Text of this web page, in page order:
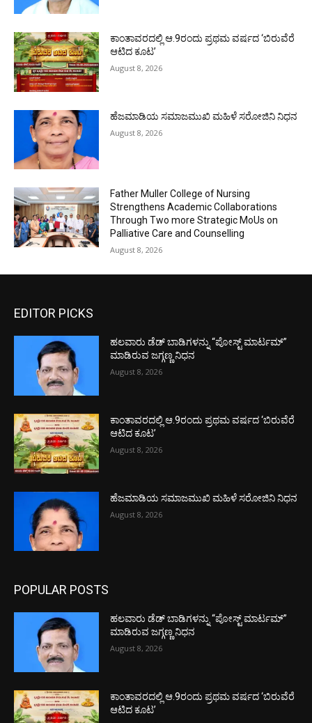
ಕಾಂತಾವರದಲ್ಲಿ ಆ.9ರಂದು ಪ್ರಥಮ ವರ್ಷದ ‘ಬಿರುವೆರೆ
ಆಟಿದ ಕೂಟ’
August 8, 2026
ಹೆಜಮಾಡಿಯ ಸಮಾಜಮುಖಿ ಮಹಿಳೆ ಸರೋಜಿನಿ ನಿಧನ
August 8, 2026
Father Muller College of Nursing
Strengthens Academic Collaborations
Through Two more Strategic MoUs on
Palliative Care and Counselling
August 8, 2026
EDITOR PICKS
ಹಲವಾರು ಡೆಡ್ ಬಾಡಿಗಳನ್ನು “ಪೋಸ್ಟ್ ಮಾರ್ಟಮ್”
ಮಾಡಿರುವ ಜಗ್ಗಣ್ಣ ನಿಧನ
August 8, 2026
ಕಾಂತಾವರದಲ್ಲಿ ಆ.9ರಂದು ಪ್ರಥಮ ವರ್ಷದ ‘ಬಿರುವೆರೆ
ಆಟಿದ ಕೂಟ’
August 8, 2026
ಹೆಜಮಾಡಿಯ ಸಮಾಜಮುಖಿ ಮಹಿಳೆ ಸರೋಜಿನಿ ನಿಧನ
August 8, 2026
POPULAR POSTS
ಹಲವಾರು ಡೆಡ್ ಬಾಡಿಗಳನ್ನು “ಪೋಸ್ಟ್ ಮಾರ್ಟಮ್”
ಮಾಡಿರುವ ಜಗ್ಗಣ್ಣ ನಿಧನ
August 8, 2026
ಕಾಂತಾವರದಲ್ಲಿ ಆ.9ರಂದು ಪ್ರಥಮ ವರ್ಷದ ‘ಬಿರುವೆರೆ
ಆಟಿದ ಕೂಟ’